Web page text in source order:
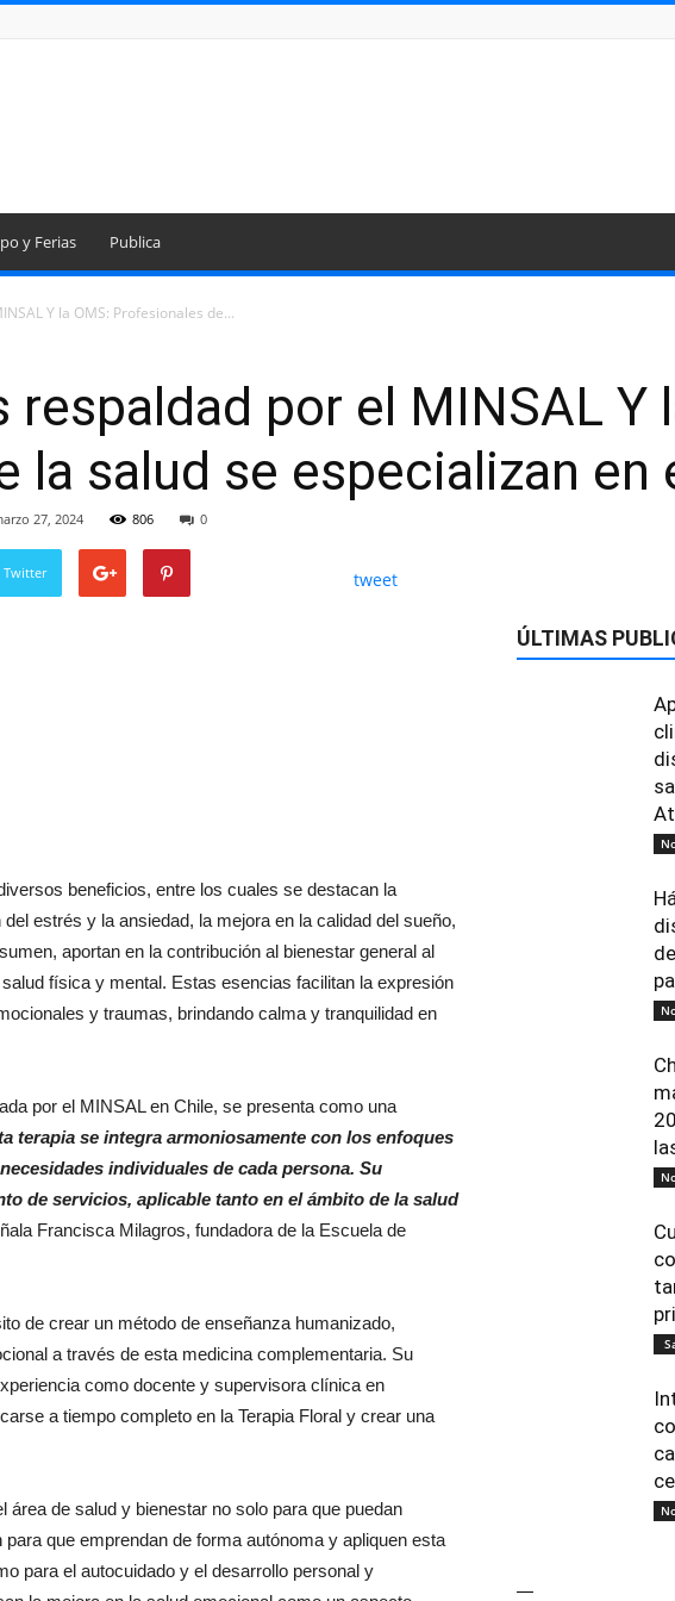
y Ferias Publica
Y la OMS: Profesionales de...
respaldad por el MINSAL Y
la salud se especializan en
27, 2024 806 0
Twitter tweet
beneficios, entre los cuales se destacan la
estrés y la ansiedad, la mejora en la calidad del sueño,
aportan en la contribución al bienestar general al
física y mental. Estas esencias facilitan la expresión
y traumas, brindando calma y tranquilidad en
por el MINSAL en Chile, se presenta como una
terapia se integra armoniosamente con los enfoques
individuales de cada persona. Su
de servicios, aplicable tanto en el ámbito de la salud
Francisca Milagros, fundadora de la Escuela de
de crear un método de enseñanza humanizado,
a través de esta medicina complementaria. Su
como docente y supervisora clínica en
a tiempo completo en la Terapia Floral y crear una
de salud y bienestar no solo para que puedan
que emprendan de forma autónoma y apliquen esta
para el autocuidado y el desarrollo personal y
ÚLTIMAS
—